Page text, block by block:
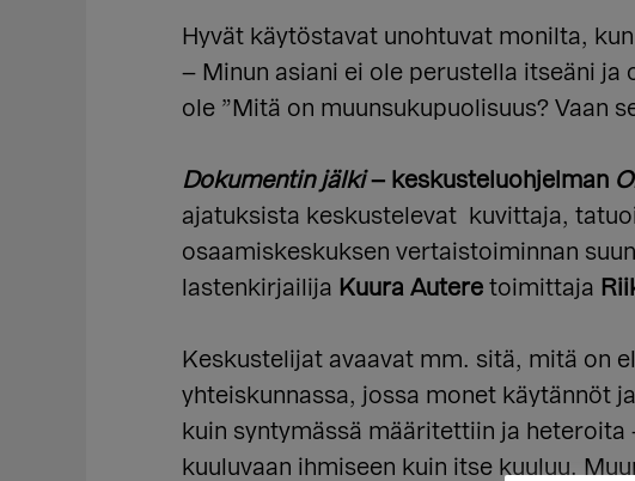
Hyvät käytöstavat unohtuvat monilta,
– Minun asiani ei ole perustella itseäni ja
ole ”Mitä on muunsukupuolisuus? Vaan
Dokumentin jälki– keskusteluohjelman
ajatuksista keskustelevat kuvittaja,
osaamiskeskuksen vertaistoiminnan
lastenkirjailija Kuura Autere toimittaja
Keskustelijat avaavat mm. sitä, mitä on
yhteiskunnassa, jossa monet käytännöt
kuin syntymässä määritettiin ja
kuuluvaan ihmiseen kuin itse kuuluu.